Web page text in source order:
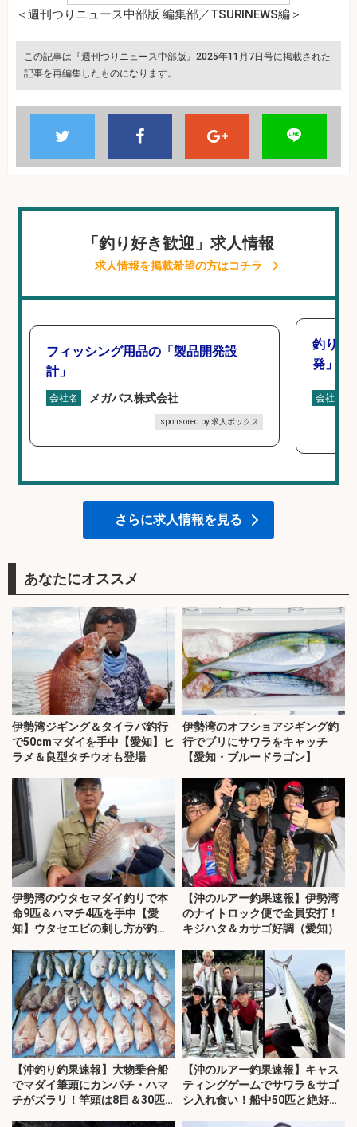
＜週刊つりニュース中部版 編集部／TSURINEWS編＞
この記事は『週刊つりニュース中部版』2025年11月7日号に掲載された
記事を再編集したものになります。
「釣り好き歓迎」求人情報
求人情報を掲載希望の方はコチラ
フィッシング用品の「製品開発設
計」
会社名 メガバス株式会社
sponsored by 求人ボックス
釣り好
発」/
会社名
さらに求人情報を見る
あなたにオススメ
伊勢湾ジギング＆タイラバ釣行
で50cmマダイを手中【愛知】ヒ
ラメ＆良型タチウオも登場
伊勢湾のオフショアジギング釣
行でブリにサワラをキャッチ
【愛知・ブルードラゴン】
伊勢湾のウタセマダイ釣りで本
命9匹＆ハマチ4匹を手中【愛
知】ウタセエビの刺し方が釣果
【沖のルアー釣果速報】伊勢湾
のナイトロック便で全員安打！
キジハタ＆カサゴ好調（愛知）
【沖釣り釣果速報】大物乗合船
でマダイ筆頭にカンパチ・ハマ
チがズラリ！竿頭は8目＆30匹
【沖のルアー釣果速報】キャス
ティングゲームでサワラ＆サゴ
シ入れ食い！船中50匹と絶好調